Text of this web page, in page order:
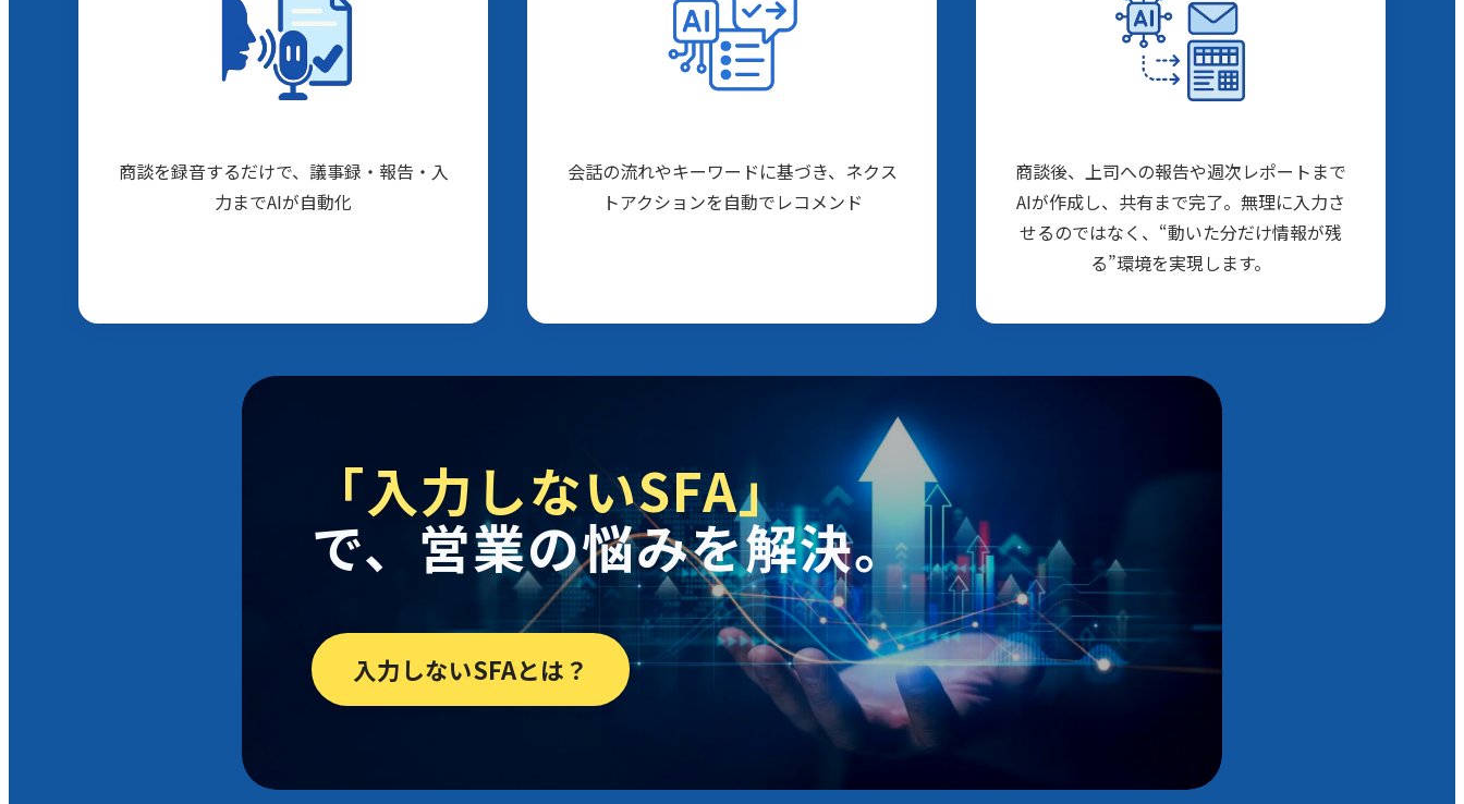
商談を録音するだけで、議事録・報告・入
力までAIが自動化
会話の流れやキーワードに基づき、ネクス
トアクションを自動でレコメンド
商談後、上司への報告や週次レポートまで
AIが作成し、共有まで完了。無理に入力さ
せるのではなく、“動いた分だけ情報が残
る”環境を実現します。
「入力しないSFA」
で、営業の悩みを解決。
入力しないSFAとは？